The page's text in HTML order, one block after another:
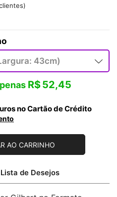
R$52,45
no Cartão de Crédito
AO CARRINHO
de Desejos